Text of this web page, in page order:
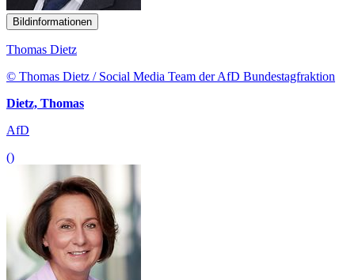
Bildinformationen
Thomas Dietz
© Thomas Dietz / Social Media Team der AfD Bundestagfraktion
Dietz, Thomas
AfD
()